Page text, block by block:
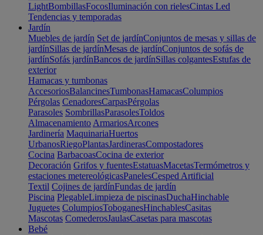
LightBombillasFocosIluminación con rielesCintas Led
Tendencias y temporadas
Jardín
Muebles de jardín Set de jardínConjuntos de mesas y sillas de
jardínSillas de jardínMesas de jardínConjuntos de sofás de
jardínSofás jardínBancos de jardínSillas colgantesEstufas de
exterior
Hamacas y tumbonas
AccesoriosBalancinesTumbonasHamacasColumpios
Pérgolas CenadoresCarpasPérgolas
Parasoles SombrillasParasolesToldos
Almacenamiento ArmariosArcones
Jardinería MaquinariaHuertos
UrbanosRiegoPlantasJardinerasCompostadores
Cocina BarbacoasCocina de exterior
Decoración Grifos y fuentesEstatuasMacetasTermómetros y
estaciones metereológicasPanelesCesped Artificial
Textil Cojines de jardínFundas de jardín
Piscina PlegableLimpieza de piscinasDuchaHinchable
Juguetes ColumpiosToboganesHinchablesCasitas
Mascotas ComederosJaulasCasetas para mascotas
Bebé